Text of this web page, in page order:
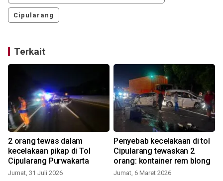
Cipularang
Terkait
2 orang tewas dalam
kecelakaan pikap di Tol
Cipularang Purwakarta
Jumat, 31 Juli 2026
Penyebab kecelakaan di tol
Cipularang tewaskan 2
orang: kontainer rem blong
Jumat, 6 Maret 2026